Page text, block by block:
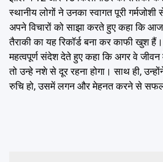
स्थानीय लोगों ने उनका स्वागत पूरी
अपने विचारों को साझा करते हुए कहा कि
तैराकी का यह रिकॉर्ड बना कर काफी खुश
महत्वपूर्ण संदेश देते हुए कहा कि अगर वे
तो उन्हे नशे से दूर रहना होगा। साथ ही,
रुचि हो, उसमें लगन और मेहनत करने से